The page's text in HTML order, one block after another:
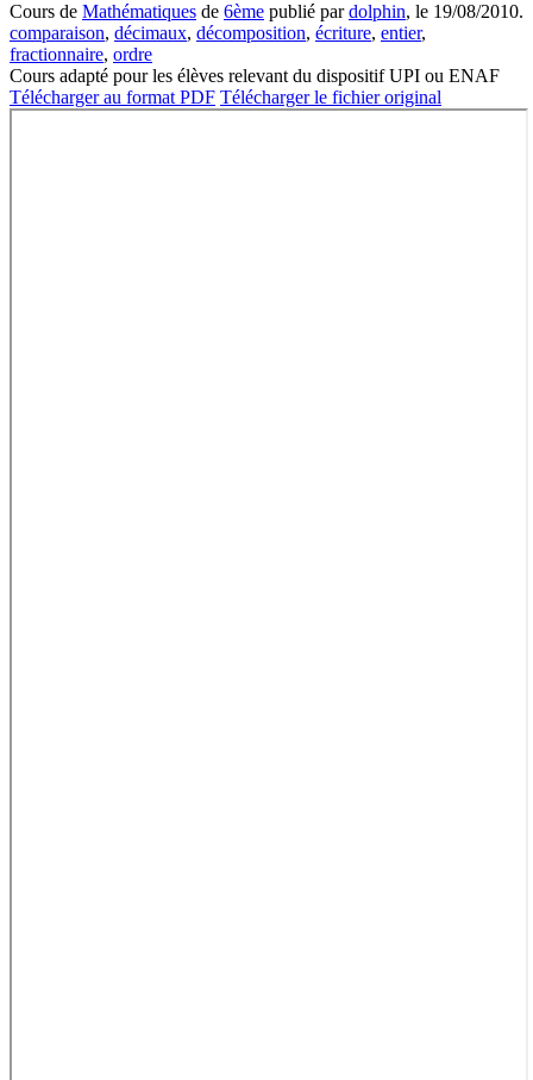
Cours de Mathématiques de 6ème publié pardolphin, le 19/08/2010.
comparaison, décimaux, décomposition, écriture, entier,
fractionnaire, ordre
Cours adapté pour les élèves relevant du dispositif UPI ou ENAF
Télécharger au format PDF Télécharger le fichier original